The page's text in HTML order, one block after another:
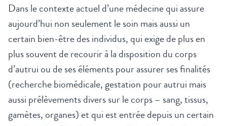
Dans le contexte actuel d’une médecine qui assure
aujourd’hui non seulement le soin mais aussi un
certain bien-être des individus, qui exige de plus en
plus souvent de recourir à la disposition du corps
d’autrui ou de ses éléments pour assurer ses finalités
(recherche biomédicale, gestation pour autrui mais
aussi prélèvements divers sur le corps – sang, tissus,
gamètes, organes) et qui est entrée depuis un certain